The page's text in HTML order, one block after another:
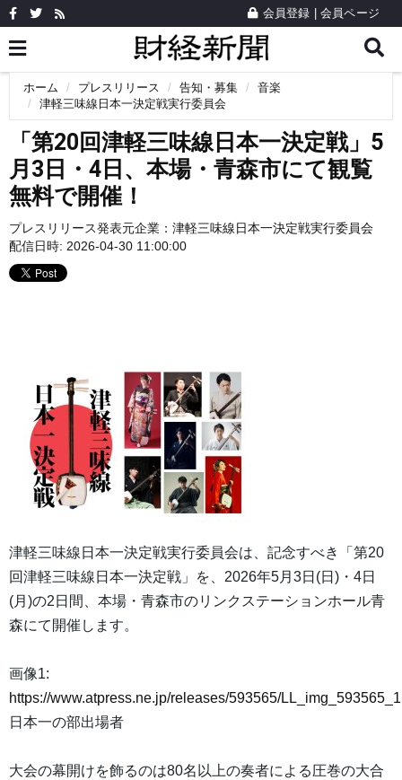
会員登録 会員ページ
ホーム プレスリリース 告知・募集
音楽
津軽三味線日本一決定戦実行委員会
「第20回津軽三味線日本一決定戦」5
月3日・4日、本場・青森市にて観覧
無料で開催！
プレスリリース発表元企業： 津軽三味線日本一決定戦実行委員会
配信日時: 2026-04-30 11:00:00
津軽三味線日本一決定戦実行委員会は、記念すべき「第20
回津軽三味線日本一決定戦」を、2026年5月3日(日)・4日
(月)の2日間、本場・青森市のリンクステーションホール青
森にて開催します。
画像1:
https://www.atpress.ne.jp/releases/593565/
日本一の部出場者
大会の幕開けを飾るのは80名以上の奏者による圧巻の大合